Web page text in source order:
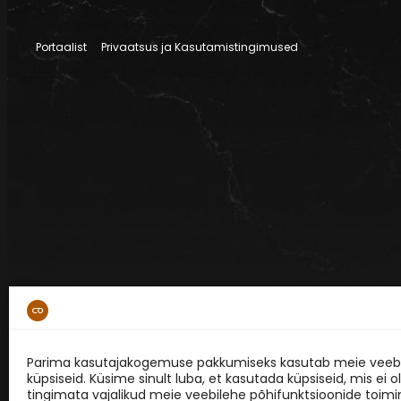
Parima kasutajakogemuse pakkumiseks kasutab meie
küpsiseid. Küsime sinult luba, et kasutada küpsiseid, mis ei
tingimata vajalikud meie veebilehe põhifunktsioonide
Portaalist Privaatsus ja Kasutamistingimused